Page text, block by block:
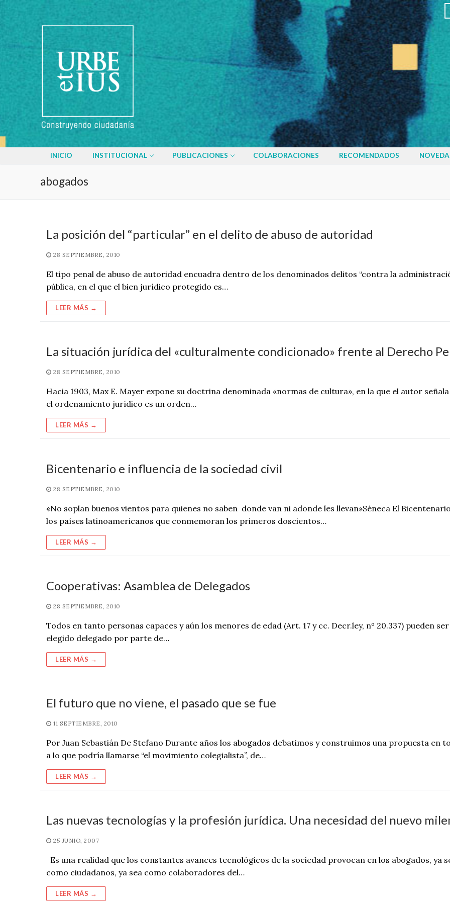
INICIO INSTITUCIONAL PUBLICACIONES COLABORACIONES RECOMENDADOS
abogados
La posición del “particular” en el delito de abuso de autoridad
28 SEPTIEMBRE, 2010
El tipo penal de abuso de autoridad encuadra dentro de los denominados delitos “contra la
pública, en el que el bien jurídico protegido es…
LEER MÁS →
La situación jurídica del «culturalmente condicionado» frente al Derecho
28 SEPTIEMBRE, 2010
Hacia 1903, Max E. Mayer expone su doctrina denominada «normas de cultura», en la que el autor
el ordenamiento jurídico es un orden…
LEER MÁS →
Bicentenario e influencia de la sociedad civil
28 SEPTIEMBRE, 2010
«No soplan buenos vientos para quienes no saben donde van ni adonde les llevan»Séneca El
los países latinoamericanos que conmemoran los primeros doscientos…
LEER MÁS →
Cooperativas: Asamblea de Delegados
28 SEPTIEMBRE, 2010
Todos en tanto personas capaces y aún los menores de edad (Art. 17 y cc. Decr.ley, nº 20.337) pueden ser
elegido delegado por parte de…
LEER MÁS →
El futuro que no viene, el pasado que se fue
11 SEPTIEMBRE, 2010
Por Juan Sebastián De Stefano Durante años los abogados debatimos y construimos una propuesta en
a lo que podría llamarse “el movimiento colegialista”, de…
LEER MÁS →
Las nuevas tecnologías y la profesión jurídica. Una necesidad del nuevo
25 JUNIO, 2007
Es una realidad que los constantes avances tecnológicos de la sociedad provocan en los abogados, ya
como ciudadanos, ya sea como colaboradores del…
LEER MÁS →